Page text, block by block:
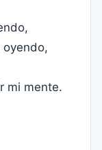
oyendo,
mi mente.